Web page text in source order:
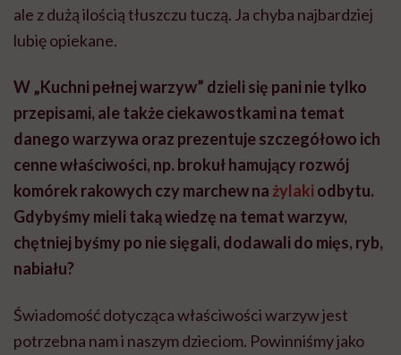
ale z dużą ilością tłuszczu tuczą. Ja chyba najbardziej
lubię opiekane.
W „Kuchni pełnej warzyw” dzieli się pani nie tylko
przepisami, ale także ciekawostkami na temat
danego warzywa oraz prezentuje szczegółowo ich
cenne właściwości, np. brokuł hamujący rozwój
komórek rakowych czy marchew na żylaki odbytu.
Gdybyśmy mieli taką wiedzę na temat warzyw,
chętniej byśmy po nie sięgali, dodawali do mięs, ryb,
nabiału?
Świadomość dotycząca właściwości warzyw jest
potrzebna nam i naszym dzieciom. Powinniśmy jako